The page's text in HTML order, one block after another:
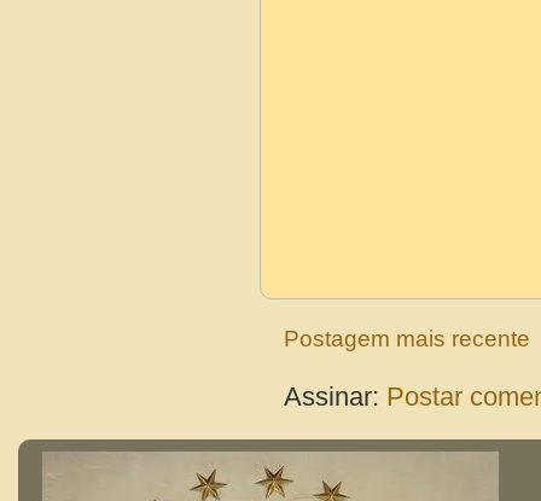
Postagem mais recente
Assinar: Postar